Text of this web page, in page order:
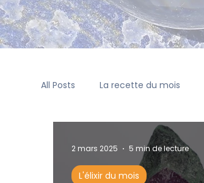
All Posts La recette du mois
L'élixir du mois
2 mars 2025 5 min de lecture